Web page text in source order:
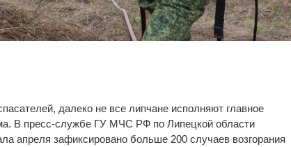
далеко не все липчане исполняют главное
В пресс-службе ГУ МЧС РФ по Липецкой области
апреля зафиксировано больше 200 случаев возгорания